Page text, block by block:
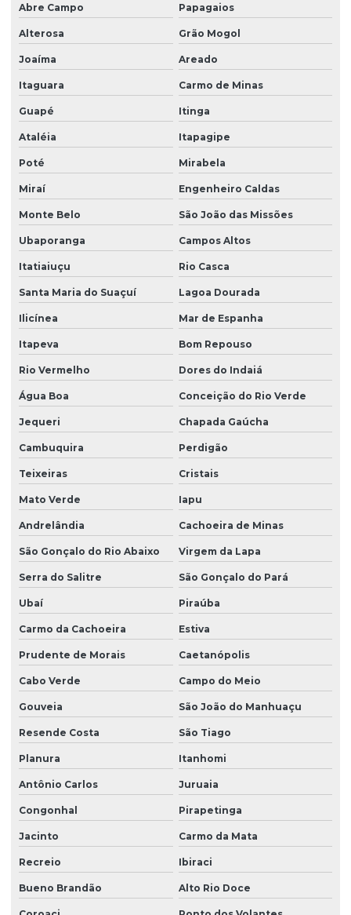
Abre Campo Papagaios
Alterosa Grão Mogol
Joaíma Areado
Itaguara Carmo de Minas
Guapé Itinga
Ataléia Itapagipe
Poté Mirabela
Miraí Engenheiro Caldas
Monte Belo São João das Missões
Ubaporanga Campos Altos
Itatiaiuçu Rio Casca
Santa Maria do Suaçuí Lagoa Dourada
Ilicínea Mar de Espanha
Itapeva Bom Repouso
Rio Vermelho Dores do Indaiá
Água Boa Conceição do Rio Verde
Jequeri Chapada Gaúcha
Cambuquira Perdigão
Teixeiras Cristais
Mato Verde Iapu
Andrelândia Cachoeira de Minas
São Gonçalo do Rio Abaixo Virgem da Lapa
Serra do Salitre São Gonçalo do Pará
Ubaí Piraúba
Carmo da Cachoeira Estiva
Prudente de Morais Caetanópolis
Cabo Verde Campo do Meio
Gouveia São João do Manhuaçu
Resende Costa São Tiago
Planura Itanhomi
Antônio Carlos Juruaia
Congonhal Pirapetinga
Jacinto Carmo da Mata
Recreio Ibiraci
Bueno Brandão Alto Rio Doce